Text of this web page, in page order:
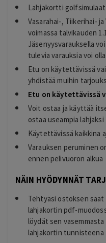
Lahjakortti
Vasarahai-, Tiikerihai-
voimassa talvikauden
Jäsenyysvarauksella
tulevia varauksia voi
Etu on käytettävissä
yhdistää muihin
Etu on käytettävissä
Voit ostaa ja käyttää
ostaa useampia lahjaksi
Käytettävissä kaikkina
Varauksen peruminen
ennen pelivuoron alkua
NÄIN HYÖDYNNÄT
Tehtyäsi ostoksen
lahjakortin pdf-
löydät sen
lahjakortin tunnisteena